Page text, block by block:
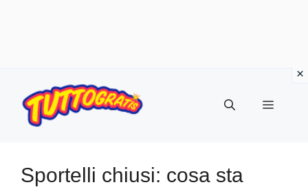
contenuto
Menu
Sportelli chiusi: cosa sta